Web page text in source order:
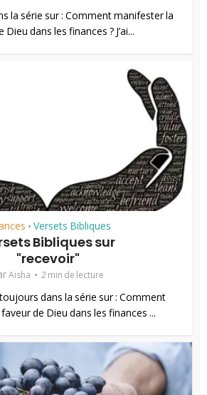
la série sur : Comment manifester la
Dieu dans les finances ? J’ai...
• Versets Bibliques
Bibliques sur
"recevoir"
Aisha 2 min de lecture
dans la série sur : Comment
de Dieu dans les finances ...